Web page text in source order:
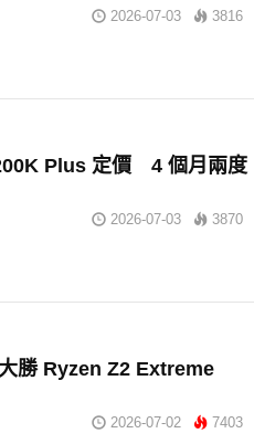
2026-07-03 3816
Plus 定價 4 個月兩度
2026-07-03 3870
勝 Ryzen Z2 Extreme
2026-07-02 7403